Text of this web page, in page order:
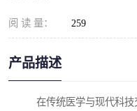
阅 读 量： 259
产品描述
在传统医学与现代科